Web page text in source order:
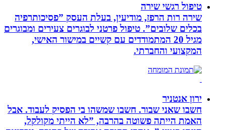
טיפול רגשי שירה
שירה רות הרפז, מודיעין, בעלת העסק ”פסיכותרפיה
בכלים שלובים”. טיפול פרטני לבוגרים צעירים ומבוגרים
מגיל 20 המתמודדים עם קשיים במישור האישי,
המקצועי והחברתי.
ירון אנטניר
חשבו שאני שבור. חשבו שמשהו בי הפסיק לעבוד. אבל
האמת הייתה פשוטה בהרבה, ”לא הייתי מקולקל,